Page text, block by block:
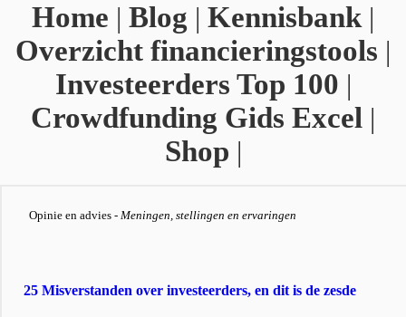
Home | Blog | Kennisbank |
Overzicht financieringstools |
Investeerders Top 100 |
Crowdfunding Gids Excel |
Shop |
Opinie en advies - Meningen, stellingen en ervaringen
25 Misverstanden over investeerders, en dit is de zesde